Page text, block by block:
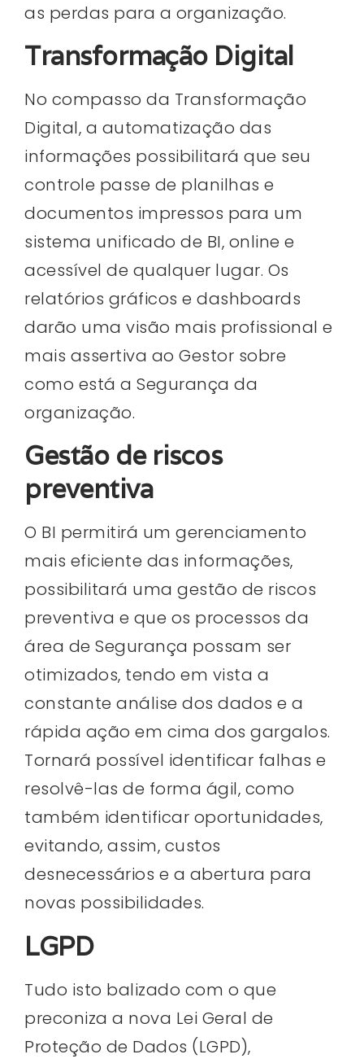
as perdas para a organização.
Transformação Digital
No compasso da Transformação
Digital, a automatização das
informações possibilitará que seu
controle passe de planilhas e
documentos impressos para um
sistema unificado de BI, online e
acessível de qualquer lugar. Os
relatórios gráficos e dashboards
darão uma visão mais profissional e
mais assertiva ao Gestor sobre
como está a Segurança da
organização.
Gestão de riscos
preventiva
O BI permitirá um gerenciamento
mais eficiente das informações,
possibilitará uma gestão de riscos
preventiva e que os processos da
área de Segurança possam ser
otimizados, tendo em vista a
constante análise dos dados e a
rápida ação em cima dos gargalos.
Tornará possível identificar falhas e
resolvê-las de forma ágil, como
também identificar oportunidades,
evitando, assim, custos
desnecessários e a abertura para
novas possibilidades.
LGPD
Tudo isto balizado com o que
preconiza a nova Lei Geral de
Proteção de Dados (LGPD),